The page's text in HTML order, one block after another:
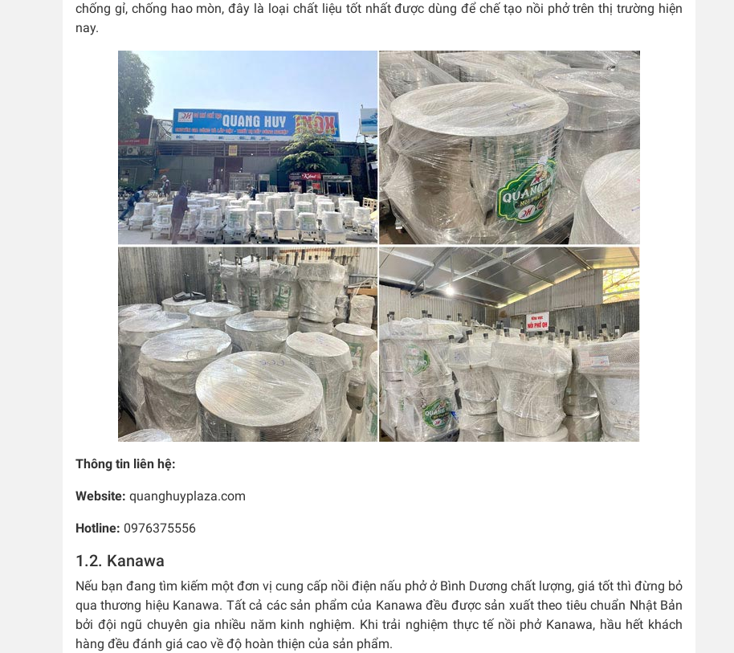
chống gỉ, chống hao mòn, đây là loại chất liệu tốt nhất được dùng để chế tạo nồi phở trên thị trường hiện
nay.
Thông tin liên hệ:
Website: quanghuyplaza.com
Hotline: 0976375556
1.2. Kanawa
Nếu bạn đang tìm kiếm một đơn vị cung cấp nồi điện nấu phở ở Bình Dương chất lượng, giá tốt thì đừng bỏ
qua thương hiệu Kanawa. Tất cả các sản phẩm của Kanawa đều được sản xuất theo tiêu chuẩn Nhật Bản
bởi đội ngũ chuyên gia nhiều năm kinh nghiệm. Khi trải nghiệm thực tế nồi phở Kanawa, hầu hết khách
hàng đều đánh giá cao về độ hoàn thiện của sản phẩm.